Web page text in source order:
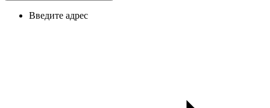
Введите адрес